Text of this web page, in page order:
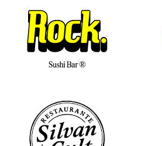
VEJA MAIS
VEJA MAIS